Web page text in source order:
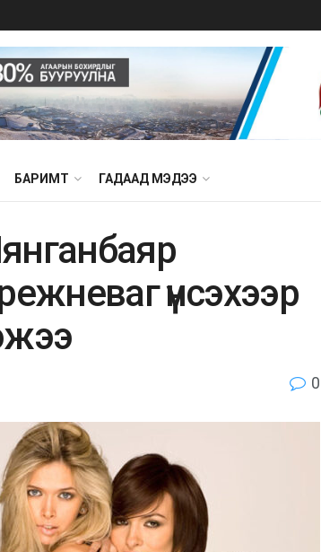
БАРИМТ ГАДААД МЭДЭЭ
үнсэхээр
0